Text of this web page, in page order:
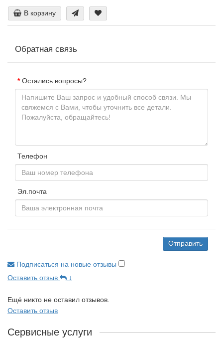
В корзину
Обратная связь
Остались вопросы?
Телефон
Эл.почта
Отправить
Подписаться на новые отзывы
Оставить отзыв
↓
Ещё никто не оставил отзывов.
Оставить отзыв
Сервисные услуги